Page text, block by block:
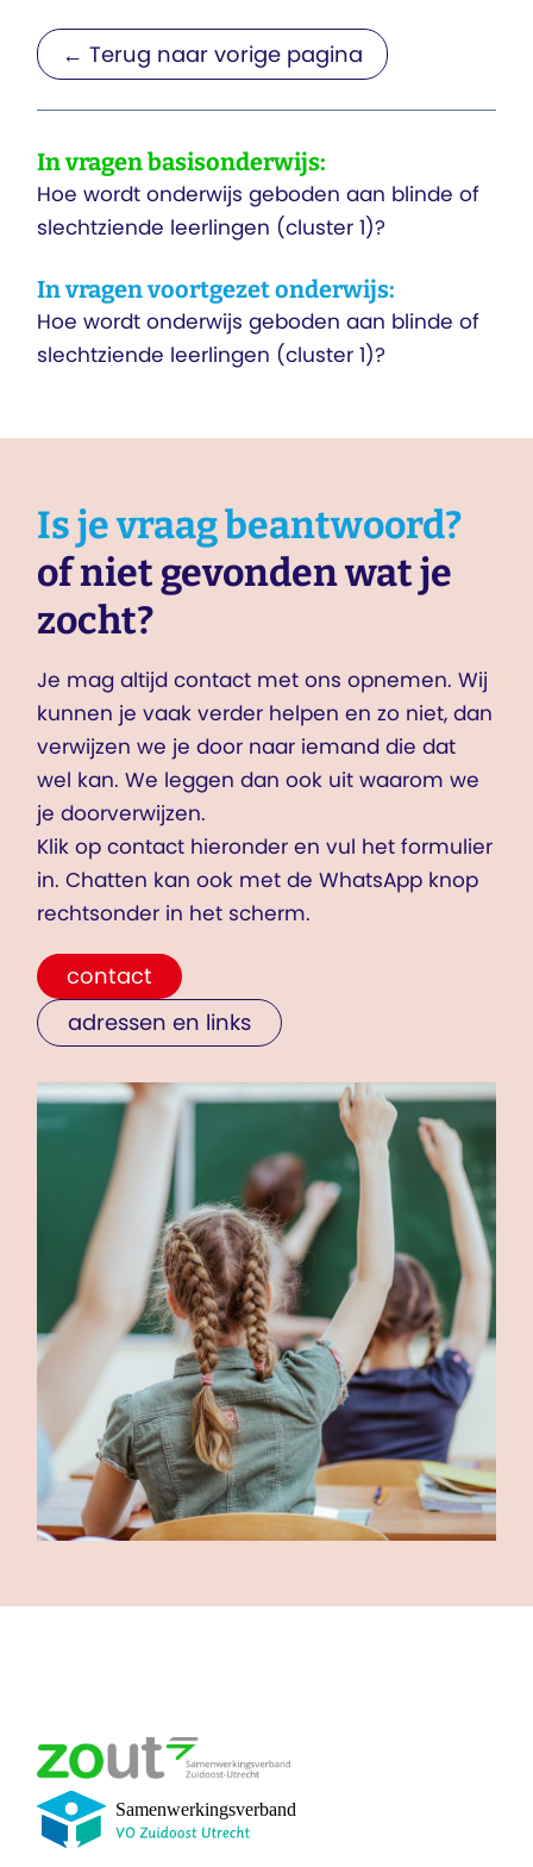
← Terug naar vorige pagina
In vragen basisonderwijs:
Hoe wordt onderwijs geboden aan blinde of
slechtziende leerlingen (cluster 1)?
In vragen voortgezet onderwijs:
Hoe wordt onderwijs geboden aan blinde of
slechtziende leerlingen (cluster 1)?
Is je vraag beantwoord?
of niet gevonden wat je
zocht?
Je mag altijd contact met ons opnemen. Wij
kunnen je vaak verder helpen en zo niet, dan
verwijzen we je door naar iemand die dat
wel kan. We leggen dan ook uit waarom we
je doorverwijzen.
Klik op contact hieronder en vul het formulier
in. Chatten kan ook met de WhatsApp knop
rechtsonder in het scherm.
contact
adressen en links